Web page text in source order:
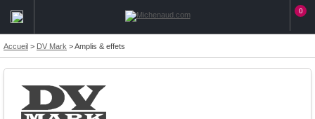
0
Accueil > DV Mark >Amplis & effets